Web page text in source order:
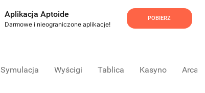
Aplikacja Aptoide
Darmowe i nieograniczone aplikacje!
POBIERZ
Symulacja Wyścigi Tablica Kasyno